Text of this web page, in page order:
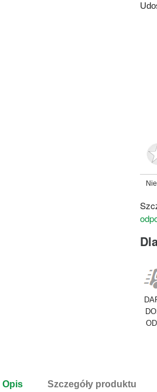
Opis Szczegóły produktu